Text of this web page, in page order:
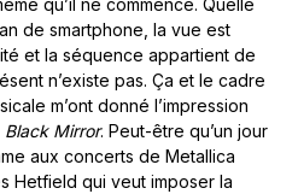
de smartphone, la vue est
et la séquence appartient de
n’existe pas. Ça et le cadre
m’ont donné l’impression
Black Mirror. Peut-être qu’un jour
aux concerts de Metallica
Hetfield qui veut imposer la